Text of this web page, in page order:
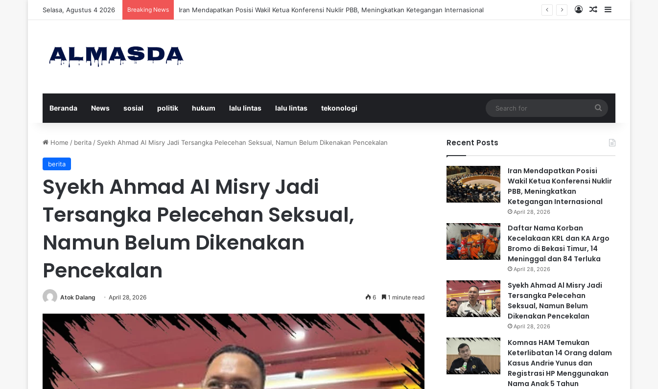
Selasa, Agustus 4 2026 Breaking News Daftar Nama Korban Kecelakaan KRL dan KA Argo Bromo di Bekasi Timur, 14 Meninggal dan 84 Terluka Log InRandom Article
Sidebar
Beranda News sosial politik hukum lalu lintas lalu lintas tekonologi
for
Home / berita / Syekh Ahmad Al Misry Jadi Tersangka Pelecehan Seksual, Namun Belum Dikenakan Pencekalan
berita
Syekh Ahmad Al Misry Jadi
Tersangka Pelecehan Seksual,
Namun Belum Dikenakan
Pencekalan
Atok Dalang April 28, 2026 6 1 minute read
Recent Posts
Iran Mendapatkan Posisi
Wakil Ketua Konferensi Nuklir
PBB, Meningkatkan
Ketegangan Internasional
April 28, 2026
Daftar Nama Korban
Kecelakaan KRL dan KA Argo
Bromo di Bekasi Timur, 14
Meninggal dan 84 Terluka
April 28, 2026
Syekh Ahmad Al Misry Jadi
Tersangka Pelecehan
Seksual, Namun Belum
Dikenakan Pencekalan
April 28, 2026
Komnas HAM Temukan
Keterlibatan 14 Orang dalam
Kasus Andrie Yunus dan
Registrasi HP Menggunakan
Nama Anak 5 Tahun